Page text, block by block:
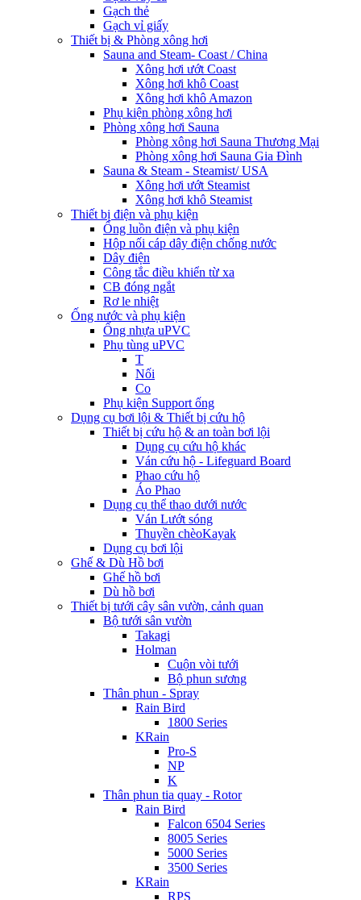
Gạch thẻ
Gạch vỉ giấy
Thiết bị & Phòng xông hơi
Sauna and Steam- Coast / China
Xông hơi ướt Coast
Xông hơi khô Coast
Xông hơi khô Amazon
Phụ kiện phòng xông hơi
Phòng xông hơi Sauna
Phòng xông hơi Sauna Thương Mại
Phòng xông hơi Sauna Gia Đình
Sauna & Steam - Steamist/ USA
Xông hơi ướt Steamist
Xông hơi khô Steamist
Thiết bị điện và phụ kiện
Ống luồn điện và phụ kiện
Hộp nối cáp dây điện chống nước
Dây điện
Công tắc điều khiển từ xa
CB đóng ngắt
Rơ le nhiệt
Ống nước và phụ kiện
Ống nhựa uPVC
Phụ tùng uPVC
T
Nối
Co
Phụ kiện Support ống
Dụng cụ bơi lội & Thiết bị cứu hộ
Thiết bị cứu hộ & an toàn bơi lội
Dụng cụ cứu hộ khác
Ván cứu hộ - Lifeguard Board
Phao cứu hộ
Áo Phao
Dụng cụ thể thao dưới nước
Ván Lướt sóng
Thuyền chèoKayak
Dụng cụ bơi lội
Ghế & Dù Hồ bơi
Ghế hồ bơi
Dù hồ bơi
Thiết bị tưới cây sân vườn, cảnh quan
Bộ tưới sân vườn
Takagi
Holman
Cuộn vòi tưới
Bộ phun sương
Thân phun - Spray
Rain Bird
1800 Series
KRain
Pro-S
NP
K
Thân phun tia quay - Rotor
Rain Bird
Falcon 6504 Series
8005 Series
5000 Series
3500 Series
KRain
RPS